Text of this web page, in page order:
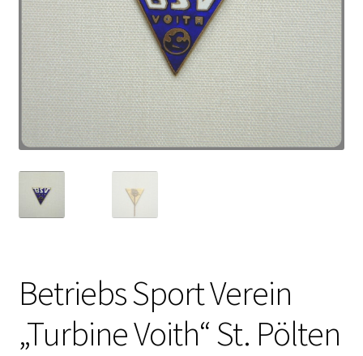
Betriebs Sport Verein
„Turbine Voith“ St. Pölten